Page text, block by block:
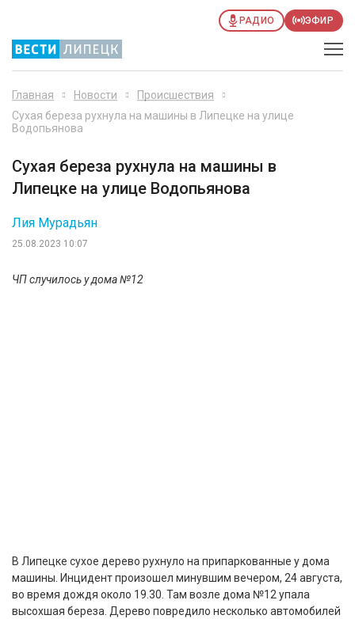
РАДИО ЭФИР
Главная Новости
Происшествия
Сухая береза рухнула на машины в Липецке на улице
Водопьянова
Сухая береза рухнула на машины в
Липецке на улице Водопьянова
25.08.2023 10:07
Лия Мурадьян
ЧП случилось у дома №12
В Липецке сухое дерево рухнуло на припаркованные у дома
машины. Инцидент произошел минувшим вечером, 24 августа,
во время дождя около 19.30. Там возле дома №12 упала
высохшая береза. Дерево повредило несколько автомобилей